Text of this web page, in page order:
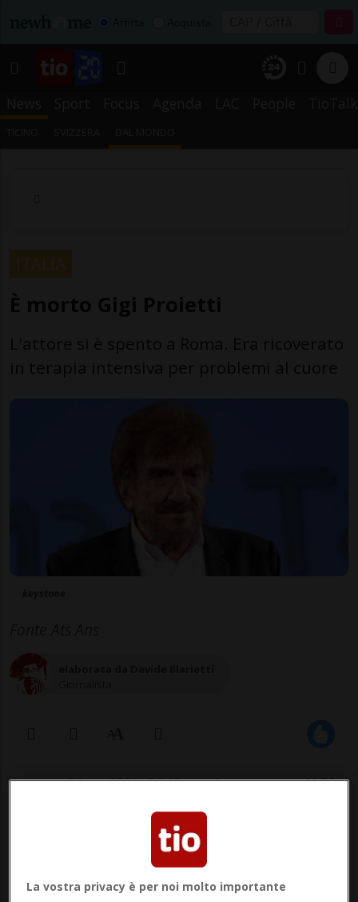
02 nov 2020 - 06:48 Aggiornamento 11:05
ROMA - Era stato ricoverato ieri sera in
terapia intensiva, per problemi cardiaci.
Oggi all'alba la triste notizia: Gigi Proietti
La vostra privacy è per noi molto importante